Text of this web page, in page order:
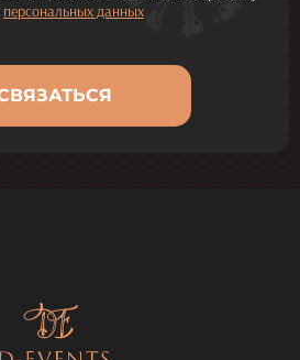
персональных данных